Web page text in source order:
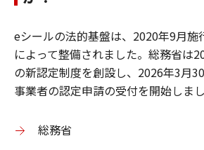
eシールの法的基盤は、2020年9月施
によって整備されました。総務省は
の新認定制度を創設し、2026年3月
事業者の認定申請の受付を開始しまし
総務省